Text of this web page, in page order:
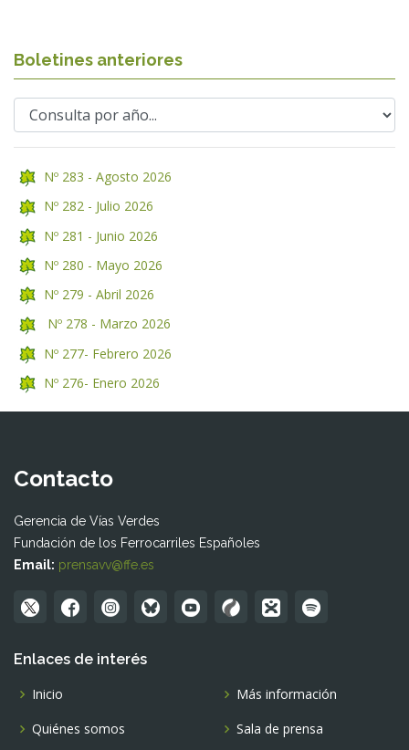
Boletines anteriores
Nº 283 - Agosto 2026
Nº 282 - Julio 2026
Nº 281 - Junio 2026
Nº 280 - Mayo 2026
Nº 279 - Abril 2026
Nº 278 - Marzo 2026
Nº 277- Febrero 2026
Nº 276- Enero 2026
Contacto
Gerencia de Vías Verdes
Fundación de los Ferrocarriles Españoles
Email: prensavv@ffe.es
Enlaces de interés
Inicio
Quiénes somos
Más información
Sala de prensa